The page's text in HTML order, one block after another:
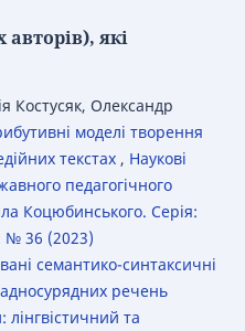
авторів), які
Костусяк, Олександр
моделі творення
текстах , Наукові
педагогічного
Коцюбинського. Серія:
№ 36 (2023)
семантико-синтаксичні
речень
лінгвістичний та